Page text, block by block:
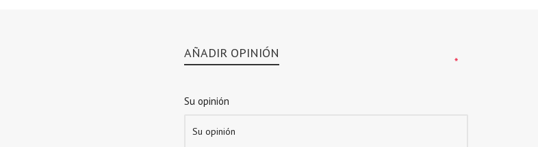
AÑADIR OPINIÓN
Su opinión
*
*